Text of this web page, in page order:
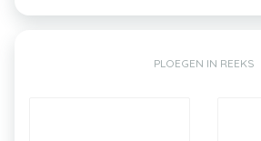
PLOEGEN IN REEKS